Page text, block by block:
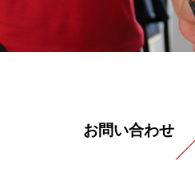
お問い合わせ